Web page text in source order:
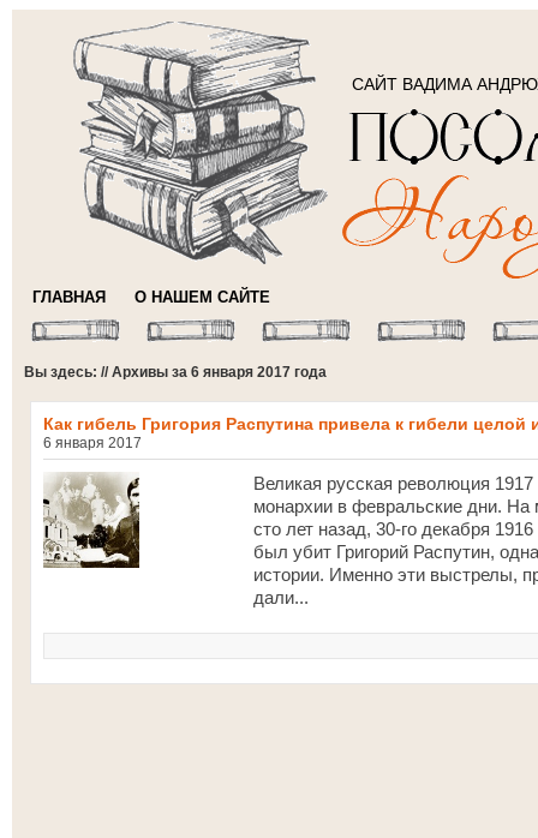
САЙТ ВАДИМА
ГЛАВНАЯ О НАШЕМ САЙТЕ
Вы здесь: // Архивы за 6 января 2017 года
Как гибель Григория Распутина привела к гибели целой
6 января 2017
Великая русская революция
монархии в февральские дни. На
сто лет назад, 30-го декабря
был убит Григорий Распутин,
истории. Именно эти выстрелы,
дали...